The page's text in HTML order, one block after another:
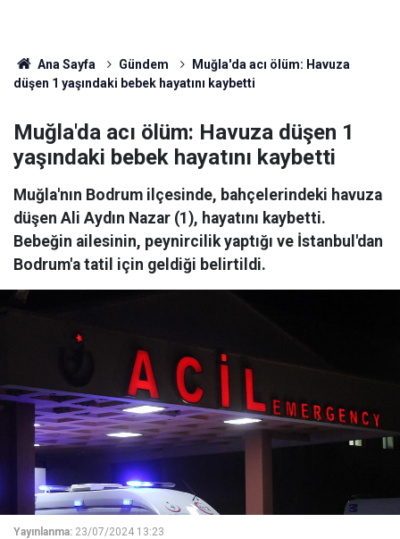
Ana Sayfa Gündem
Muğla'da acı ölüm: Havuza
düşen 1 yaşındaki bebek hayatını kaybetti
Muğla'da acı ölüm: Havuza düşen 1
yaşındaki bebek hayatını kaybetti
Muğla'nın Bodrum ilçesinde, bahçelerindeki havuza
düşen Ali Aydın Nazar (1), hayatını kaybetti.
Bebeğin ailesinin, peynircilik yaptığı ve İstanbul'dan
Bodrum'a tatil için geldiği belirtildi.
Yayınlanma: 23/07/2024 13:23